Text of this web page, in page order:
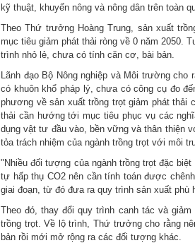
kỹ thuật, khuyến nông và nông dân trên toàn
Theo Thứ trưởng Hoàng Trung, sản xuất
mục tiêu giảm phát thải ròng về 0 năm
trình nhỏ lẻ, chưa có tính căn cơ, bài bản.
Lãnh đạo Bộ Nông nghiệp và Môi trường
có khuôn khổ pháp lý, chưa có công cụ đo
phương về sản xuất trồng trọt giảm phát thải
thải cần hướng tới mục tiêu phục vụ các
dụng vật tư đầu vào, bền vững và thân thiện
tỏa trách nhiệm của ngành trồng trọt với môi
"Nhiều đối tượng của ngành trồng trọt đặc
tự hấp thụ CO2 nên cần tính toán được
giai đoạn, từ đó đưa ra quy trình sản xuất phù
Theo đó, thay đổi quy trình canh tác và
trồng trọt. Về lộ trình, Thứ trưởng cho rằng
bản rồi mới mở rộng ra các đối tượng khác.